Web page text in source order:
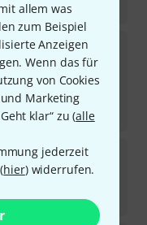
allem was
zum Beispiel
Anzeigen
Wenn das für
von Cookies
Marketing
klar“ zu (alle
jederzeit
hier) widerrufen.